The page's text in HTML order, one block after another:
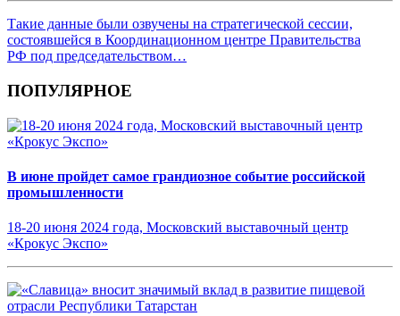
Такие данные были озвучены на стратегической сессии,
состоявшейся в Координационном центре Правительства
РФ под председательством…
ПОПУЛЯРНОЕ
В июне пройдет самое грандиозное событие российской
промышленности
18-20 июня 2024 года, Московский выставочный центр
«Крокус Экспо»